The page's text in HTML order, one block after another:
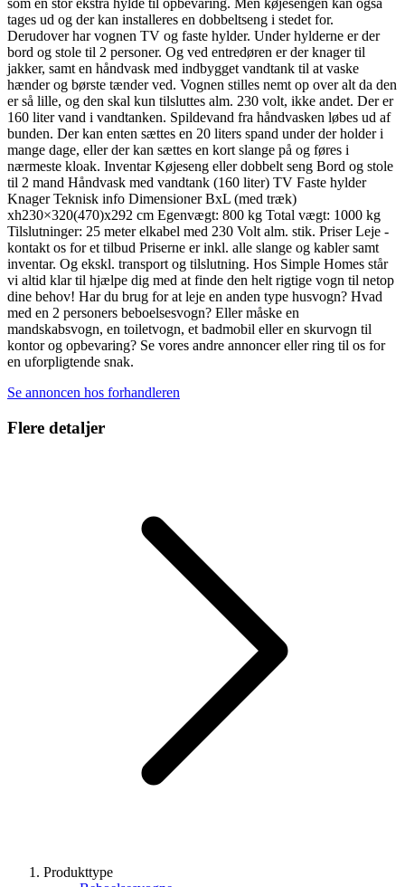
som én stor ekstra hylde til opbevaring. Men køjesengen kan også
tages ud og der kan installeres en dobbeltseng i stedet for.
Derudover har vognen TV og faste hylder. Under hylderne er der
bord og stole til 2 personer. Og ved entredøren er der knager til
jakker, samt en håndvask med indbygget vandtank til at vaske
hænder og børste tænder ved. Vognen stilles nemt op over alt da den
er så lille, og den skal kun tilsluttes alm. 230 volt, ikke andet. Der er
160 liter vand i vandtanken. Spildevand fra håndvasken løbes ud af
bunden. Der kan enten sættes en 20 liters spand under der holder i
mange dage, eller der kan sættes en kort slange på og føres i
nærmeste kloak. Inventar Køjeseng eller dobbelt seng Bord og stole
til 2 mand Håndvask med vandtank (160 liter) TV Faste hylder
Knager Teknisk info Dimensioner BxL (med træk)
xh230×320(470)x292 cm Egenvægt: 800 kg Total vægt: 1000 kg
Tilslutninger: 25 meter elkabel med 230 Volt alm. stik. Priser Leje -
kontakt os for et tilbud Priserne er inkl. alle slange og kabler samt
inventar. Og ekskl. transport og tilslutning. Hos Simple Homes står
vi altid klar til hjælpe dig med at finde den helt rigtige vogn til netop
dine behov! Har du brug for at leje en anden type husvogn? Hvad
med en 2 personers beboelsesvogn? Eller måske en
mandskabsvogn, en toiletvogn, et badmobil eller en skurvogn til
kontor og opbevaring? Se vores andre annoncer eller ring til os for
en uforpligtende snak.
Se annoncen hos forhandleren
Flere detaljer
Produkttype